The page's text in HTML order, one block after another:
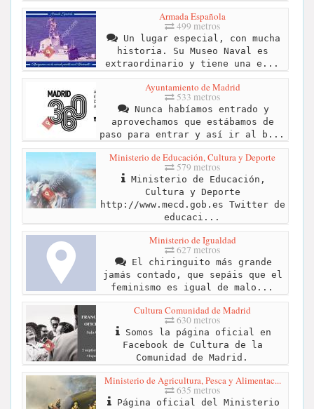
Armada Española
499 metros
Un lugar especial, con mucha
historia. Su Museo Naval es
extraordinario y tiene una e...
Ayuntamiento de Madrid
533 metros
Nunca habíamos entrado y
aprovechamos que estábamos de
paso para entrar y así ir al b...
Ministerio de Educación, Cultura y Deporte
579 metros
Ministerio de Educación,
Cultura y Deporte
http://www.mecd.gob.es Twitter de
educaci...
Ministerio de Igualdad
627 metros
El chiringuito más grande
jamás contado, que sepáis que el
feminismo es igual de malo...
Cultura Comunidad de Madrid
630 metros
Somos la página oficial en
Facebook de Cultura de la
Comunidad de Madrid.
Ministerio de Agricultura, Pesca y Alimentac...
635 metros
Página oficial del Ministerio